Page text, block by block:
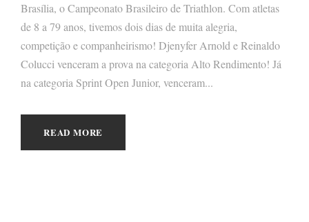
Brasília, o Campeonato Brasileiro de Triathlon. Com atletas
de 8 a 79 anos, tivemos dois dias de muita alegria,
competição e companheirismo! Djenyfer Arnold e Reinaldo
Colucci venceram a prova na categoria Alto Rendimento! Já
na categoria Sprint Open Junior, venceram...
READ MORE